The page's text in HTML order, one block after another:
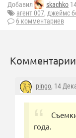
Добавил skachko
агент 007, джеймс
6 комментариев
Комментарии
pingo, 14
года.